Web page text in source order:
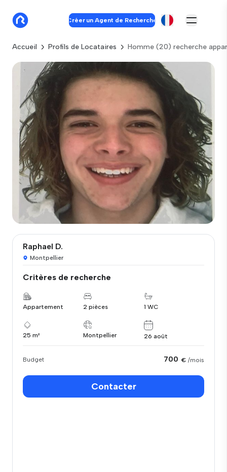
Créer un Agent de Recherche
Accueil Profils de Locataires Homme (20) recherche
Raphael D.
Montpellier
Critères de recherche
Appartement 2 pièces 1 WC
25 m² Montpellier 26 août
Budget 700 € /mois
Contacter